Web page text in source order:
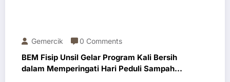
Gemercik 0 Comments
BEM Fisip Unsil Gelar Program Kali Bersih
dalam Memperingati Hari Peduli Sampah